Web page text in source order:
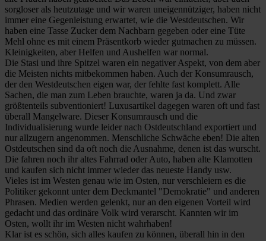
sorgloser als heutzutage und wir waren uneigennütziger, haben nicht
immer eine Gegenleistung erwartet, wie die Westdeutschen. Wir
haben eine Tasse Zucker dem Nachbarn gegeben oder eine Tüte
Mehl ohne es mit einem Präsentkorb wieder gutmachen zu müssen.
Kleinigkeiten, aber Helfen und Aushelfen war normal.
Die Stasi und ihre Spitzel waren ein negativer Aspekt, von dem aber
die Meisten nichts mitbekommen haben. Auch der Konsumrausch,
der den Westdeutschen eigen war, der fehlte fast komplett. Alle
Sachen, die man zum Leben brauchte, waren ja da. Und zwar
größtenteils subventioniert! Luxusartikel dagegen waren oft und fast
überall Mangelware. Dieser Konsumrausch und die
Individualisierung wurde leider nach Ostdeutschland exportiert und
nur allzugern angenommen. Menschliche Schwäche eben! Die alten
Ostdeutschen sind da oft noch die Ausnahme, denen ist das wurscht.
Die fahren noch ihr altes Fahrrad oder Auto, haben alte Klamotten
und kaufen sich nicht immer wieder das neueste Handy usw.
Vieles ist im Westen genau wie im Osten, nur verschleiern es die
Politiker gekonnt unter dem Deckmantel "Demokratie" und anderen
Phrasen. Medien werden gelenkt, nur an den eigenen Vorteil wird
gedacht und das ordinäre Volk wird verarscht. Kannten wir im
Osten, wollt ihr im Westen nicht wahrhaben!
Klar ist es schön, sich alles kaufen zu können, überall hin in den